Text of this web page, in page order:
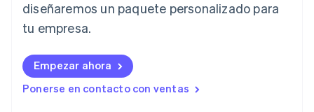
diseñaremos un paquete personalizado para
tu empresa.
Empezar ahora
Ponerse en contacto con ventas
Letonia
Liechtenstein
Lituania
English
Luxemburgo